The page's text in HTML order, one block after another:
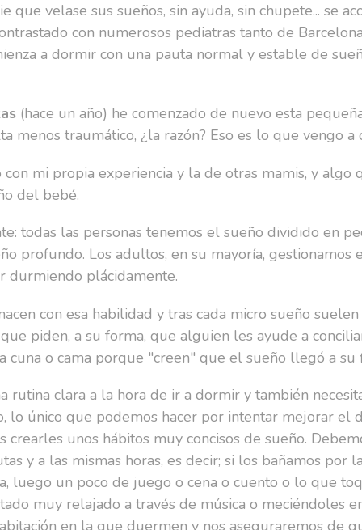
que velase sus sueños, sin ayuda, sin chupete... se
con numerosos pediatras tanto de
a dormir con una pauta normal y estable de
(hace un año) he comenzado de nuevo esta
menos traumático, ¿la razón? Eso es lo que vengo a
mi propia experiencia y la de otras mamis, y algo
del bebé.
todas las personas tenemos el sueño dividido en
profundo. Los adultos, en su mayoría, gestionamos
durmiendo plácidamente.
con esa habilidad y tras cada micro sueño
piden, a su forma, que alguien les ayude a
cuna o cama porque "creen" que el sueño llegó a su
rutina clara a la hora de ir a dormir y también
lo único que podemos hacer por intentar mejorar el
crearles unos hábitos muy concisos de sueño.
y a las mismas horas, es decir; si los bañamos por
luego un poco de juego o cena o cuento o lo que
muy relajado a través de música o meciéndoles
en la que duermen y nos aseguraremos de